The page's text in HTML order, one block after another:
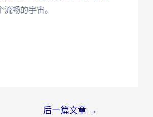
畅的宇宙。
后一篇文章 →